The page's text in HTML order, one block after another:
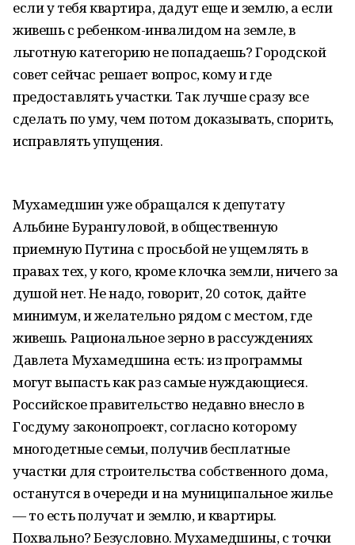
если у тебя квартира, дадут еще и землю, а если
живешь с ребенком-инвалидом на земле, в
льготную категорию не попадаешь? Городской
совет сейчас решает вопрос, кому и где
предоставлять участки. Так лучше сразу все
сделать по уму, чем потом доказывать, спорить,
исправлять упущения.
Мухамедшин уже обращался к депутату
Альбине Бурангуловой, в общественную
приемную Путина с просьбой не ущемлять в
правах тех, у кого, кроме клочка земли, ничего за
душой нет. Не надо, говорит, 20 соток, дайте
минимум, и желательно рядом с местом, где
живешь. Рациональное зерно в рассуждениях
Давлета Мухамедшина есть: из программы
могут выпасть как раз самые нуждающиеся.
Российское правительство недавно внесло в
Госдуму законопроект, согласно которому
многодетные семьи, получив бесплатные
участки для строительства собственного дома,
останутся в очереди и на муниципальное жилье
— то есть получат и землю, и квартиры.
Похвально? Безусловно. Мухамедшины, с точки